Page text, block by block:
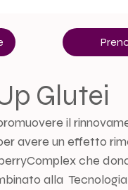
Glutei
il
avere un effetto
che
alla